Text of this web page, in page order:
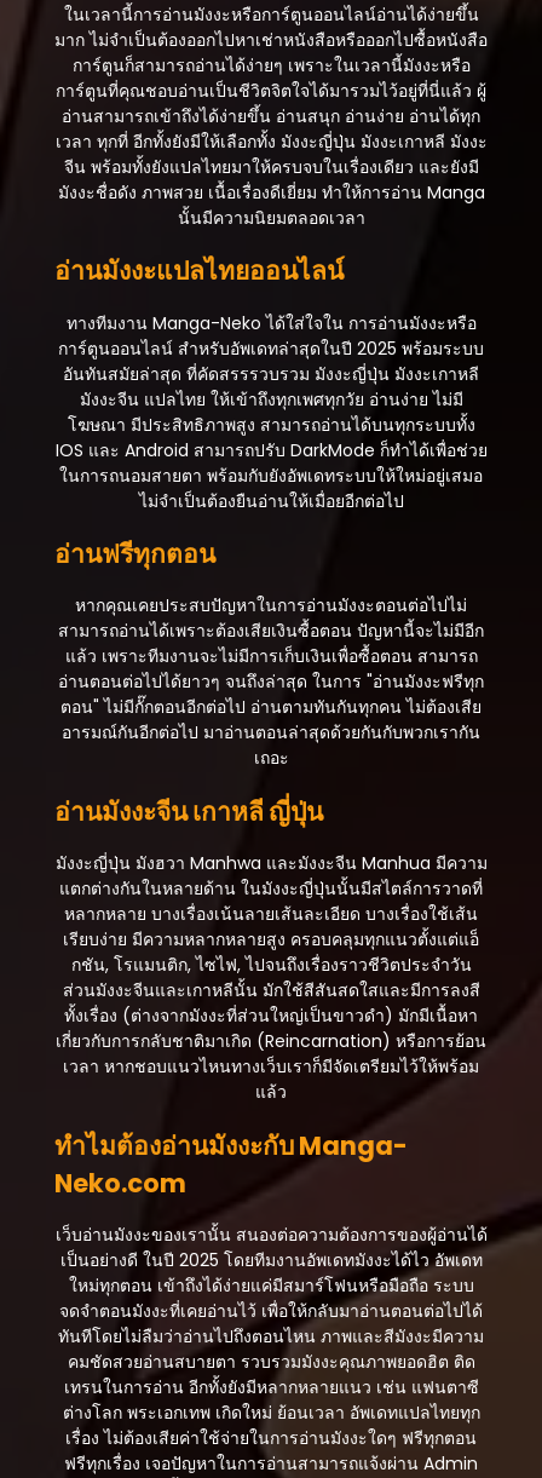
ตอนที่ 25
กันยายน 13, 2025
ตอนที่ 24
กันยายน 13, 2025
ตอนที่ 23
ตอนที่ 22
ตอนที่ 21
กันยายน 13, 2025
ตอนที่ 20
กันยายน 13, 2025
ตอนที่ 18
ตอนที่ 17
กันยายน 13, 2025
ตอนที่ 16
กันยายน 13, 2025
กันยายน 13, 2025
ตอนที่ 14
กันยายน 13, 2025
ตอนที่ 13
กันยายน 13, 2025
ตอนที่ 12
กันยายน 13, 2025
ตอนที่ 10
กันยายน 13, 2025
ตอนที่ 9
กันยายน 13, 2025
ตอนที่ 8
กันยายน 13, 2025
ตอนที่ 7
กันยายน 13, 2025
ตอนที่ 6
กันยายน 13, 2025
ในเวลานี้การอ่านมังงะหรือการ์ตูนออนไลน์อ่านได้ง่ายขึ้น
มาก ไม่จำเป็นต้องออกไปหาเช่าหนังสือหรือออกไปซื้อหนังสือ
การ์ตูนก็สามารถอ่านได้ง่ายๆ เพราะในเวลานี้มังงะหรือ
การ์ตูนที่คุณชอบอ่านเป็นชีวิตจิตใจได้มารวมไว้อยู่ที่นี่แล้ว ผู้
อ่านสามารถเข้าถึงได้ง่ายขึ้น อ่านสนุก อ่านง่าย อ่านได้ทุก
เวลา ทุกที่ อีกทั้งยังมีให้เลือกทั้ง มังงะญี่ปุ่น มังงะเกาหลี มังงะ
จีน พร้อมทั้งยังแปลไทยมาให้ครบจบในเรื่องเดียว และยังมี
มังงะชื่อดัง ภาพสวย เนื้อเรื่องดีเยี่ยม ทำให้การอ่าน Manga
นั้นมีความนิยมตลอดเวลา
อ่านมังงะแปลไทยออนไลน์
ทางทีมงาน Manga-Neko ได้ใส่ใจใน การอ่านมังงะหรือ
การ์ตูนออนไลน์ สำหรับอัพเดทล่าสุดในปี 2025 พร้อมระบบ
อันทันสมัยล่าสุด ที่คัดสรรรวบรวม มังงะญี่ปุ่น มังงะเกาหลี
มังงะจีน แปลไทย ให้เข้าถึงทุกเพศทุกวัย อ่านง่าย ไม่มี
โฆษณา มีประสิทธิภาพสูง สามารถอ่านได้บนทุกระบบทั้ง
IOS และ Android สามารถปรับ DarkMode ก็ทำได้เพื่อช่วย
ในการถนอมสายตา พร้อมกับยังอัพเดทระบบให้ใหม่อยู่เสมอ
ไม่จำเป็นต้องยืนอ่านให้เมื่อยอีกต่อไป
อ่านฟรีทุกตอน
หากคุณเคยประสบปัญหาในการอ่านมังงะตอนต่อไปไม่
สามารถอ่านได้เพราะต้องเสียเงินซื้อตอน ปัญหานี้จะไม่มีอีก
แล้ว เพราะทีมงานจะไม่มีการเก็บเงินเพื่อซื้อตอน สามารถ
อ่านตอนต่อไปได้ยาวๆ จนถึงล่าสุด ในการ "อ่านมังงะฟรีทุก
ตอน" ไม่มีกั๊กตอนอีกต่อไป อ่านตามทันกันทุกคน ไม่ต้องเสีย
อารมณ์กันอีกต่อไป มาอ่านตอนล่าสุดด้วยกันกับพวกเรากัน
เถอะ
อ่านมังงะจีน เกาหลี ญี่ปุ่น
มังงะญี่ปุ่น มังฮวา Manhwa และมังงะจีน Manhua มีความ
แตกต่างกันในหลายด้าน ในมังงะญี่ปุ่นนั้นมีสไตล์การวาดที่
หลากหลาย บางเรื่องเน้นลายเส้นละเอียด บางเรื่องใช้เส้น
เรียบง่าย มีความหลากหลายสูง ครอบคลุมทุกแนวตั้งแต่แอ็
กชัน, โรแมนติก, ไซไฟ, ไปจนถึงเรื่องราวชีวิตประจำวัน
ส่วนมังงะจีนและเกาหลีนั้น มักใช้สีสันสดใสและมีการลงสี
ทั้งเรื่อง (ต่างจากมังงะที่ส่วนใหญ่เป็นขาวดำ) มักมีเนื้อหา
เกี่ยวกับการกลับชาติมาเกิด (Reincarnation) หรือการย้อน
เวลา หากชอบแนวไหนทางเว็บเราก็มีจัดเตรียมไว้ให้พร้อม
แล้ว
ทำไมต้องอ่านมังงะกับ Manga-
Neko.com
เว็บอ่านมังงะของเรานั้น สนองต่อความต้องการของผู้อ่านได้
เป็นอย่างดี ในปี 2025 โดยทีมงานอัพเดทมังงะได้ไว อัพเดท
ใหม่ทุกตอน เข้าถึงได้ง่ายแค่มีสมาร์โฟนหรือมือถือ ระบบ
จดจำตอนมังงะที่เคยอ่านไว้ เพื่อให้กลับมาอ่านตอนต่อไปได้
ทันทีโดยไม่ลืมว่าอ่านไปถึงตอนไหน ภาพและสีมังงะมีความ
คมชัดสวยอ่านสบายตา รวบรวมมังงะคุณภาพยอดฮิต ติด
เทรนในการอ่าน อีกทั้งยังมีหลากหลายแนว เช่น แฟนตาซี
ต่างโลก พระเอกเทพ เกิดใหม่ ย้อนเวลา อัพเดทแปลไทยทุก
เรื่อง ไม่ต้องเสียค่าใช้จ่ายในการอ่านมังงะใดๆ ฟรีทุกตอน
ฟรีทุกเรื่อง เจอปัญหาในการอ่านสามารถแจ้งผ่าน Admin